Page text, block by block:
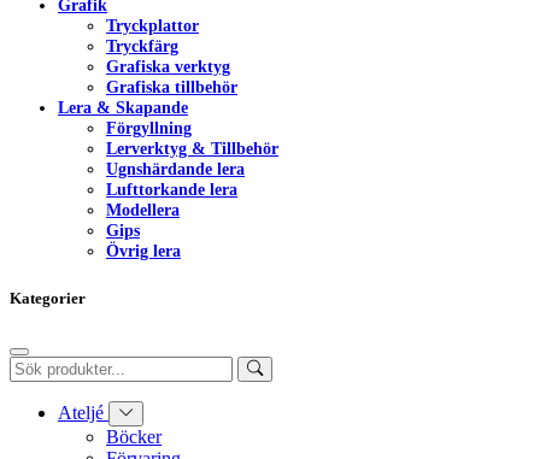
Grafik
Tryckplattor
Tryckfärg
Grafiska verktyg
Grafiska tillbehör
Lera & Skapande
Förgyllning
Lerverktyg & Tillbehör
Ugnshärdande lera
Lufttorkande lera
Modellera
Gips
Övrig lera
Kategorier
Ateljé
Böcker